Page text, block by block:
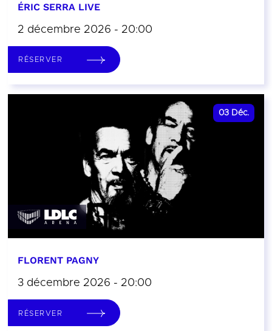
ÉRIC SERRA LIVE
2 décembre 2026 - 20:00
RÉSERVER
03 Déc.
FLORENT PAGNY
3 décembre 2026 - 20:00
RÉSERVER